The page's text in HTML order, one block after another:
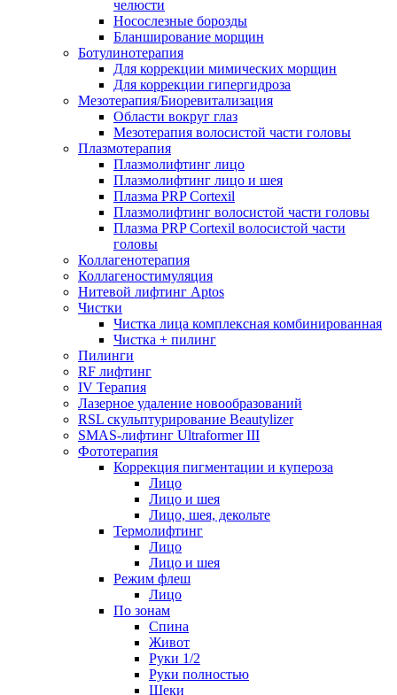
челюсти
Носослезные борозды
Бланширование морщин
Ботулинотерапия
Для коррекции мимических морщин
Для коррекции гипергидроза
Мезотерапия/Биоревитализация
Области вокруг глаз
Мезотерапия волосистой части головы
Плазмотерапия
Плазмолифтинг лицо
Плазмолифтинг лицо и шея
Плазма PRP Cortexil
Плазмолифтинг волосистой части головы
Плазма PRP Cortexil волосистой части
головы
Коллагенотерапия
Коллагеностимуляция
Нитевой лифтинг Aptos
Чистки
Чистка лица комплексная комбинированная
Чистка + пилинг
Пилинги
RF лифтинг
IV Терапия
Лазерное удаление новообразований
RSL скульптурирование Beautylizer
SMAS-лифтинг Ultraformer III
Фототерапия
Коррекция пигментации и купероза
Лицо
Лицо и шея
Лицо, шея, декольте
Термолифтинг
Лицо
Лицо и шея
Режим флеш
Лицо
По зонам
Спина
Живот
Руки 1/2
Руки полностью
Щеки